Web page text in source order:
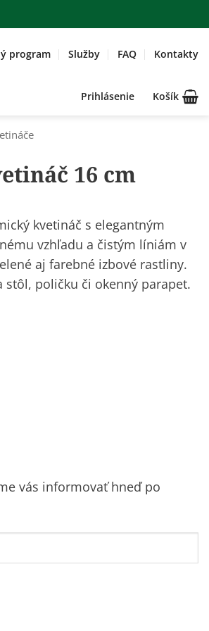
program Služby FAQ Kontakty
Prihlásenie Košík
16 cm
kvetináč s elegantným
vzhľadu a čistým líniám v
aj farebné izbové rastliny.
stôl, poličku či okenný parapet.
vás informovať hneď po